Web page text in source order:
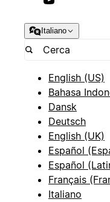
Italiano
English (US)
Bahasa
Dansk
Deutsch
English (UK)
Español
Español
Français
Italiano